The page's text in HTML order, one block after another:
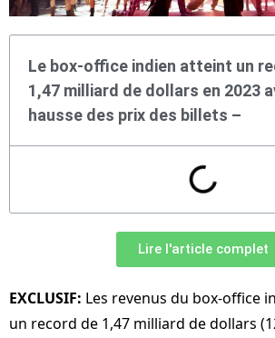
Le box-office indien atteint un
1,47 milliard de dollars en 2023
hausse des prix des billets –
Lire l'article complet
EXCLUSIF: Les revenus du box-office
un record de 1,47 milliard de dollars